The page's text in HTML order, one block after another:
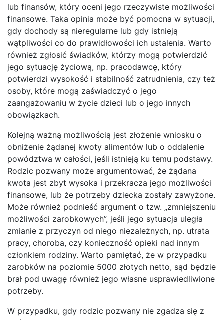
lub finansów, który oceni jego rzeczywiste możliwości
finansowe. Taka opinia może być pomocna w sytuacji,
gdy dochody są nieregularne lub gdy istnieją
wątpliwości co do prawidłowości ich ustalenia. Warto
również zgłosić świadków, którzy mogą potwierdzić
jego sytuację życiową, np. pracodawcę, który
potwierdzi wysokość i stabilność zatrudnienia, czy też
osoby, które mogą zaświadczyć o jego
zaangażowaniu w życie dzieci lub o jego innych
obowiązkach.
Kolejną ważną możliwością jest złożenie wniosku o
obniżenie żądanej kwoty alimentów lub o oddalenie
powództwa w całości, jeśli istnieją ku temu podstawy.
Rodzic pozwany może argumentować, że żądana
kwota jest zbyt wysoka i przekracza jego możliwości
finansowe, lub że potrzeby dziecka zostały zawyżone.
Może również podnieść argument o tzw. „zmniejszeniu
możliwości zarobkowych”, jeśli jego sytuacja uległa
zmianie z przyczyn od niego niezależnych, np. utrata
pracy, choroba, czy konieczność opieki nad innym
członkiem rodziny. Warto pamiętać, że w przypadku
zarobków na poziomie 5000 złotych netto, sąd będzie
brał pod uwagę również jego własne usprawiedliwione
potrzeby.
W przypadku, gdy rodzic pozwany nie zgadza się z